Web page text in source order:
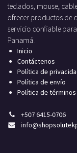
teclados, mouse,
ofrecer productos de
servicio confiable
Panamá.
Inicio
Contáctenos
Política de
Política de envío
Política de
+507 6415-0706
info